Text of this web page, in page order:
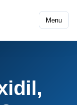
Menu